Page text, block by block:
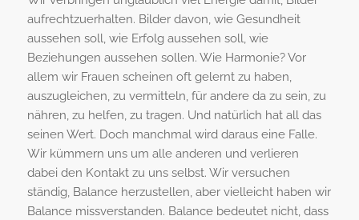
aufrechtzuerhalten. Bilder davon, wie Gesundheit
aussehen soll, wie Erfolg aussehen soll, wie
Beziehungen aussehen sollen. Wie Harmonie? Vor
allem wir Frauen scheinen oft gelernt zu haben,
auszugleichen, zu vermitteln, für andere da zu sein, zu
nähren, zu helfen, zu tragen. Und natürlich hat all das
seinen Wert. Doch manchmal wird daraus eine Falle.
Wir kümmern uns um alle anderen und verlieren
dabei den Kontakt zu uns selbst. Wir versuchen
ständig, Balance herzustellen, aber vielleicht haben wir
Balance missverstanden. Balance bedeutet nicht, dass